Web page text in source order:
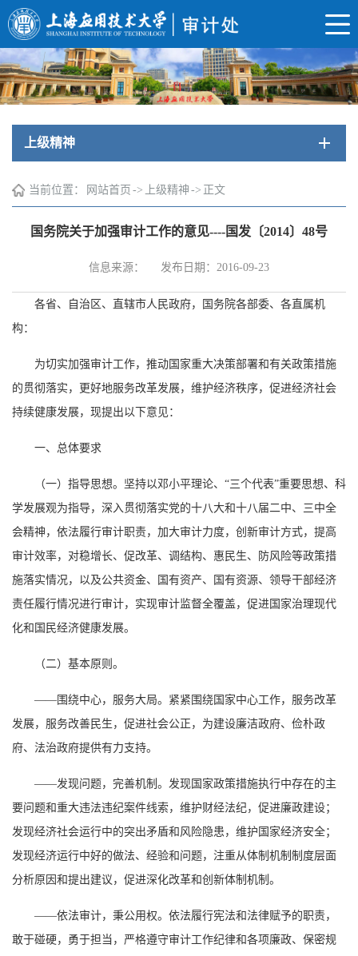
上级精神
当前位置： 网站首页 -> 上级精神 -> 正文
国务院关于加强审计工作的意见----国发〔2014〕48号
信息来源： 发布日期：2016-09-23
各省、自治区、直辖市人民政府，国务院各部委、各直属机
构：
为切实加强审计工作，推动国家重大决策部署和有关政策措施
的贯彻落实，更好地服务改革发展，维护经济秩序，促进经济社会
持续健康发展，现提出以下意见：
一、总体要求
（一）指导思想。坚持以邓小平理论、“三个代表”重要思想、科
学发展观为指导，深入贯彻落实党的十八大和十八届二中、三中全
会精神，依法履行审计职责，加大审计力度，创新审计方式，提高
审计效率，对稳增长、促改革、调结构、惠民生、防风险等政策措
施落实情况，以及公共资金、国有资产、国有资源、领导干部经济
责任履行情况进行审计，实现审计监督全覆盖，促进国家治理现代
化和国民经济健康发展。
（二）基本原则。
——围绕中心，服务大局。紧紧围绕国家中心工作，服务改革
发展，服务改善民生，促进社会公正，为建设廉洁政府、俭朴政
府、法治政府提供有力支持。
——发现问题，完善机制。发现国家政策措施执行中存在的主
要问题和重大违法违纪案件线索，维护财经法纪，促进廉政建设；
发现经济社会运行中的突出矛盾和风险隐患，维护国家经济安全；
发现经济运行中好的做法、经验和问题，注重从体制机制制度层面
分析原因和提出建议，促进深化改革和创新体制机制。
——依法审计，秉公用权。依法履行宪法和法律赋予的职责，
敢于碰硬，勇于担当，严格遵守审计工作纪律和各项廉政、保密规